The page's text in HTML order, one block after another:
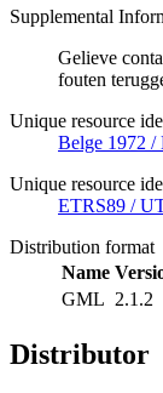
Supplemental
Gelieve
fouten
Unique resource
Belge 1972 /
Unique resource
ETRS89 /
Distribution format
Name
GML 2.1.2
Distributor